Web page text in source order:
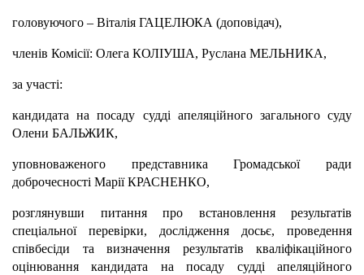
головуючого – Віталія ГАЦЕЛЮКА (доповідач),
членів Комісії: Олега КОЛІУША, Руслана МЕЛЬНИКА,
за участі:
кандидата на посаду судді апеляційного загального суду
Олени БАЛЬЖИК,
уповноваженого представника Громадської ради
доброчесності Марії КРАСНЕНКО,
розглянувши питання про встановлення результатів
спеціальної перевірки, дослідження досьє, проведення
співбесіди та визначення результатів кваліфікаційного
оцінювання кандидата на посаду судді апеляційного